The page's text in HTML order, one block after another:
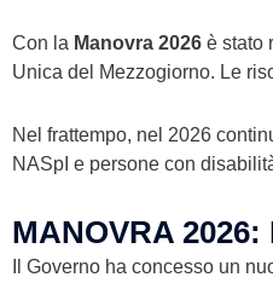
Con la Manovra 2026 è stato
Unica del Mezzogiorno. Le
Nel frattempo, nel 2026
NASpI e persone con
MANOVRA 2026:
Il Governo ha concesso un